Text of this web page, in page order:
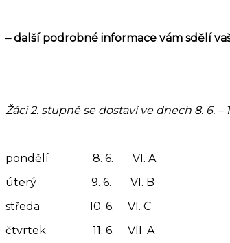
– další podrobné informace vám sdělí
Žáci 2. stupně se dostaví ve dnech 8. 6.
pondělí 8.
úterý 9.
středa 10.
čtvrtek 11.